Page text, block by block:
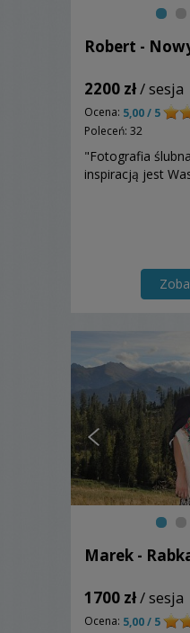
Robert -
2200 zł/ sesja
Ocena: 5,00 / 5
Poleceń: 32
"Fotografia
inspiracją jest
Marek -
1700 zł/ sesja
Ocena: 5,00 / 5